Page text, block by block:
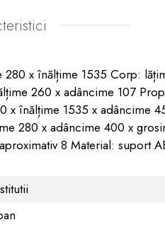
280 x înălțime 1535 Corp:
260 x adâncime 107
x înălțime 1535 x adâncime
280 x adâncime 400 x
8 Material: suport